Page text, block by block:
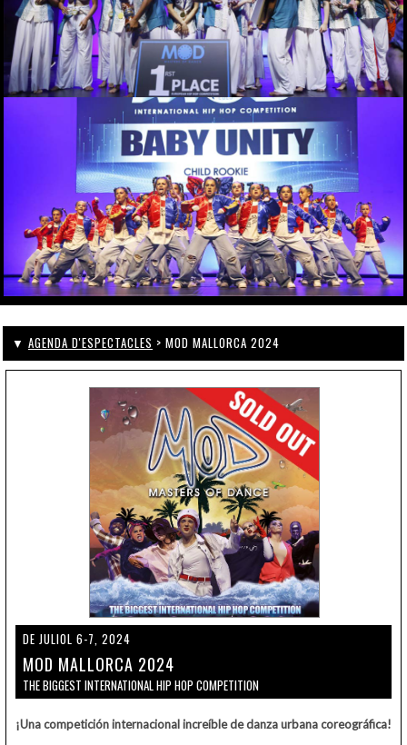
▼ AGENDA D'ESPECTACLES > MOD MALLORCA 2024
DE JULIOL 6-7, 2024
MOD MALLORCA 2024
THE BIGGEST INTERNATIONAL HIP HOP COMPETITION
¡Una competición internacional increíble de danza urbana coreográfica!